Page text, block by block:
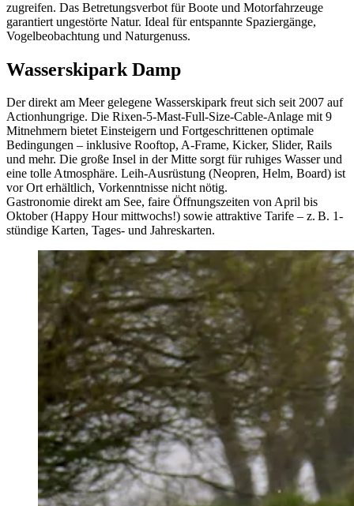
zugreifen. Das Betretungsverbot für Boote und Motorfahrzeuge
garantiert ungestörte Natur. Ideal für entspannte Spaziergänge,
Vogelbeobachtung und Naturgenuss.
Wasserskipark Damp
Der direkt am Meer gelegene Wasserskipark freut sich seit 2007 auf
Actionhungrige. Die Rixen-5‑Mast-Full‑Size‑Cable-Anlage mit 9
Mitnehmern bietet Einsteigern und Fortgeschrittenen optimale
Bedingungen – inklusive Rooftop, A‑Frame, Kicker, Slider, Rails
und mehr. Die große Insel in der Mitte sorgt für ruhiges Wasser und
eine tolle Atmosphäre. Leih-Ausrüstung (Neopren, Helm, Board) ist
vor Ort erhältlich, Vorkenntnisse nicht nötig.
Gastronomie direkt am See, faire Öffnungszeiten von April bis
Oktober (Happy Hour mittwochs!) sowie attraktive Tarife – z. B. 1-
stündige Karten, Tages‑ und Jahreskarten.